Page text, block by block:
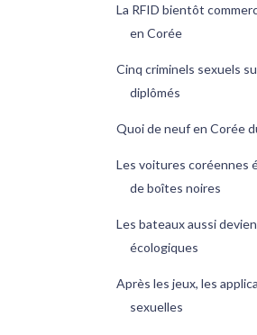
La RFID bientôt
en Corée
Cinq criminels sexuels
diplômés
Quoi de neuf en Corée
Les voitures coréennes
de boîtes noires
Les bateaux aussi
écologiques
Après les jeux, les
sexuelles